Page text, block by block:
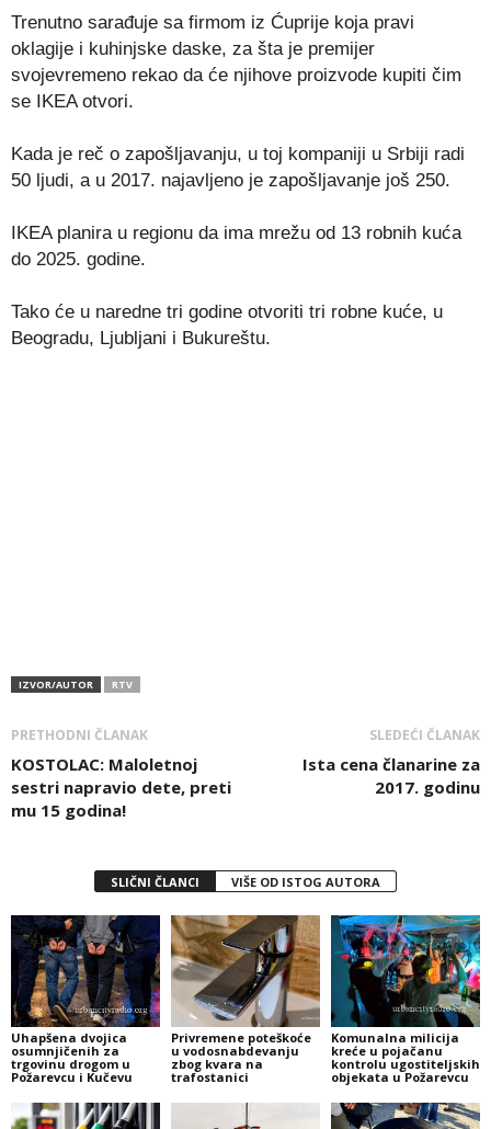
Trenutno sarađuje sa firmom iz Ćuprije koja pravi
oklagije i kuhinjske daske, za šta je premijer
svojevremeno rekao da će njihove proizvode kupiti čim
se IKEA otvori.
Kada je reč o zapošljavanju, u toj kompaniji u Srbiji radi
50 ljudi, a u 2017. najavljeno je zapošljavanje još 250.
IKEA planira u regionu da ima mrežu od 13 robnih kuća
do 2025. godine.
Tako će u naredne tri godine otvoriti tri robne kuće, u
Beogradu, Ljubljani i Bukureštu.
IZVOR/AUTOR RTV
PRETHODNI ČLANAK
KOSTOLAC: Maloletnoj
sestri napravio dete, preti
mu 15 godina!
SLEDEĆI ČLANAK
Ista cena članarine za
2017. godinu
SLIČNI ČLANCI VIŠE OD ISTOG AUTORA
Uhapšena dvojica
osumnjičenih za
trgovinu drogom u
Požarevcu i Kučevu
Privremene poteškoće
u vodosnabdevanju
zbog kvara na
trafostanici
Komunalna milicija
kreće u pojačanu
kontrolu ugostiteljskih
objekata u Požarevcu